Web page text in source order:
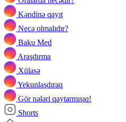
Kəndinə qayıt
Necə olmalıdır?
Baku Med
Araşdırma
Xülasə
Yekunlaşdıraq
Gör nələri qaytarmışıq!
Shorts